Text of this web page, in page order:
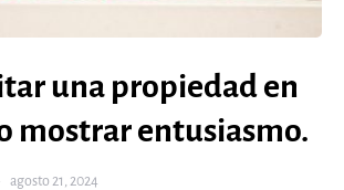
una propiedad en
mostrar entusiasmo.
agosto 21, 2024